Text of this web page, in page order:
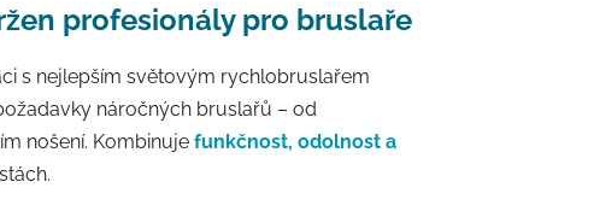
profesionály pro bruslaře
s nejlepším světovým rychlobruslařem
náročných bruslařů – od
nošení. Kombinuje funkčnost, odolnost a